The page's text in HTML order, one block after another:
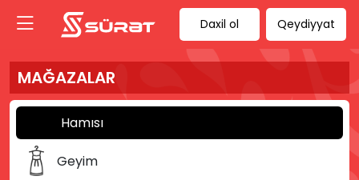
Daxil ol Qeydiyyat
MAĞAZALAR
Hamısı
Geyim